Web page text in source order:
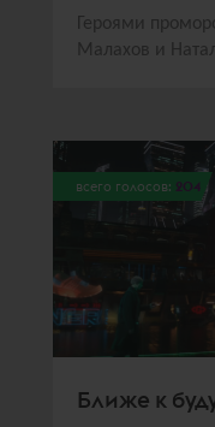
Героями
Малахов и
всего голосов: 204
Ближе к